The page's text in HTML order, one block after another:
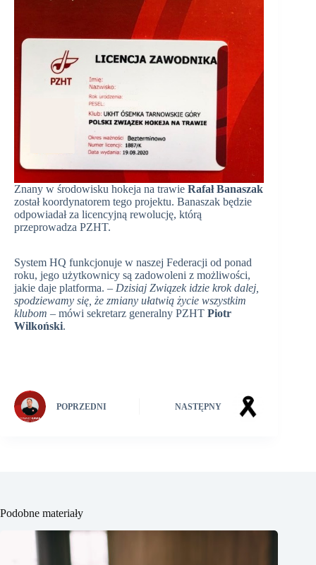
Znany w środowisku hokeja na trawie Rafał Banaszak
został koordynatorem tego projektu. Banaszak będzie
odpowiadał za licencyjną rewolucję, którą
przeprowadza PZHT.
System HQ funkcjonuje w naszej Federacji od ponad
roku, jego użytkownicy są zadowoleni z możliwości,
jakie daje platforma. – Dzisiaj Związek idzie krok dalej,
spodziewamy się, że zmiany ułatwią życie wszystkim
klubom – mówi sekretarz generalny PZHT Piotr
Wilkoński.
POPRZEDNI NASTĘPNY
Podobne materiały